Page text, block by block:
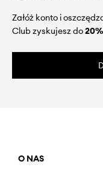
Załóż konto i
Club zyskujesz do20%
O NAS